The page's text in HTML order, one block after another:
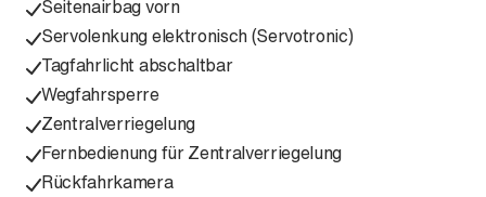
Seitenairbag vorn
Servolenkung elektronisch (Servotronic)
Tagfahrlicht abschaltbar
Wegfahrsperre
Zentralverriegelung
Fernbedienung für Zentralverriegelung
Rückfahrkamera